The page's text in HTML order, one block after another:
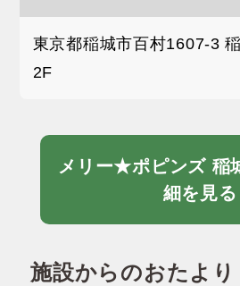
東京都稲城市百村1607-3
2F
メリー★ポピンズ 稲
細を見る
施設からのおたより